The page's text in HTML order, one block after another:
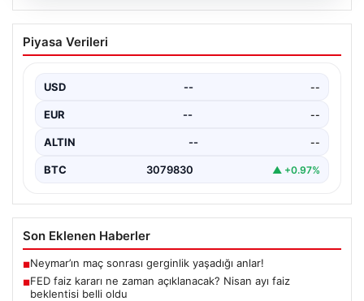
04.08.2026
FED faiz kararı ne zaman açıklanacak?
Nisan ayı faiz beklentisi belli oldu
Piyasa Verileri
USD -- --
EUR -- --
ALTIN -- --
BTC 3079830 ▲ +0.97%
Son Eklenen Haberler
■Neymar’ın maç sonrası gerginlik yaşadığı anlar!
■FED faiz kararı ne zaman açıklanacak? Nisan ayı faiz
beklentisi belli oldu